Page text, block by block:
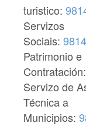
turistico:
Servizos
Sociais:
Patrimonio e
Contratación:
Servizo de
Técnica a
Municipios: